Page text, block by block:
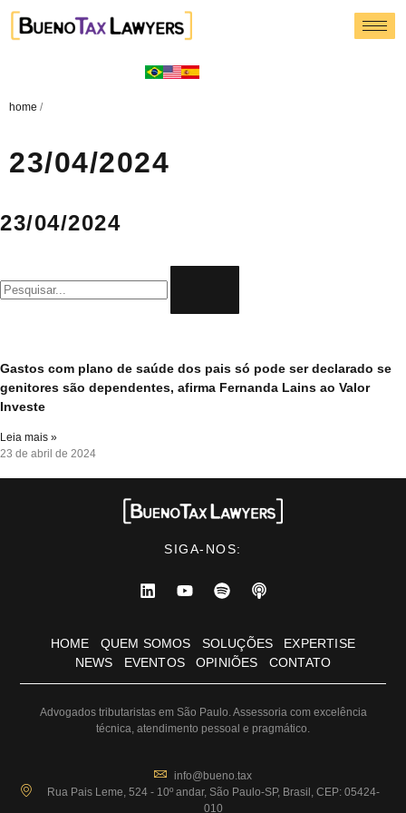
home /
23/04/2024
23/04/2024
Gastos com plano de saúde dos pais só pode ser declarado se
genitores são dependentes, afirma Fernanda Lains ao Valor
Investe
Leia mais »
23 de abril de 2024
SIGA-NOS:
HOME QUEM SOMOS SOLUÇÕES
EXPERTISE
NEWS
EVENTOS OPINIÕES CONTATO
Advogados tributaristas em São Paulo. Assessoria com excelência
técnica, atendimento pessoal e pragmático.
info@bueno.tax
Rua Pais Leme, 524 - 10º andar, São Paulo-SP, Brasil, CEP: 05424-
010